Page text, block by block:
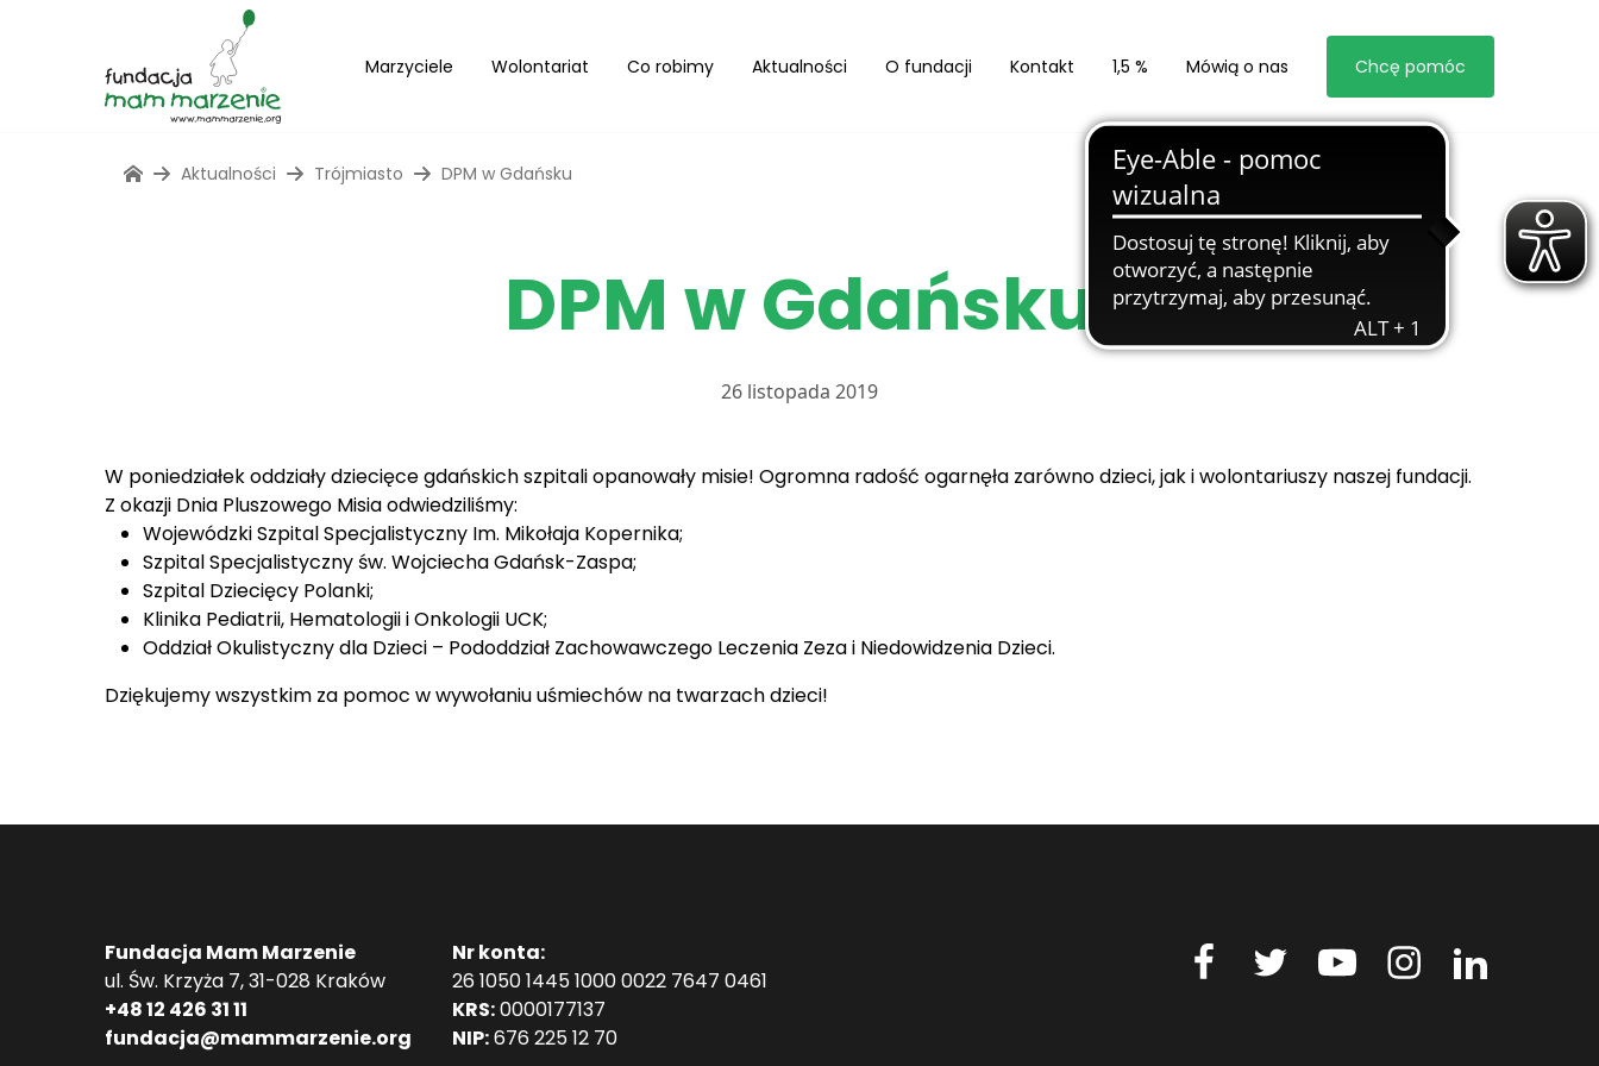
Marzyciele Wolontariat Co robimy Aktualności O fundacji Kontakt 1,5 % Mówią o nas Chcę pomóc
Aktualności Trójmiasto DPM w Gdańsku
DPM w Gdańsku
26 listopada 2019
W poniedziałek oddziały dziecięce gdańskich szpitali opanowały misie! Ogromna radość ogarnęła zarówno dzieci, jak i wolontariuszy naszej fundacji.
Z okazji Dnia Pluszowego Misia odwiedziliśmy:
Wojewódzki Szpital Specjalistyczny Im. Mikołaja Kopernika;
Szpital Specjalistyczny św. Wojciecha Gdańsk-Zaspa;
Szpital Dziecięcy Polanki;
Klinika Pediatrii, Hematologii i Onkologii UCK;
Oddział Okulistyczny dla Dzieci – Pododdział Zachowawczego Leczenia Zeza i Niedowidzenia Dzieci.
Dziękujemy wszystkim za pomoc w wywołaniu uśmiechów na twarzach dzieci!
Fundacja Mam Marzenie
ul. Św. Krzyża 7, 31-028 Kraków
+48 12 426 31 11
fundacja@mammarzenie.org
Nr konta:
26 1050 1445 1000 0022 7647 0461
KRS:0000177137
NIP:676 225 12 70